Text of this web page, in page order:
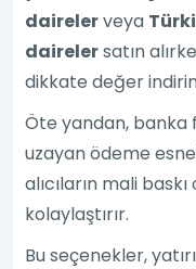
dairelerveya
dairelersatın
dikkate değer
Öte yandan, banka
uzayan ödeme
alıcıların mali
kolaylaştırır.
Bu seçenekler,